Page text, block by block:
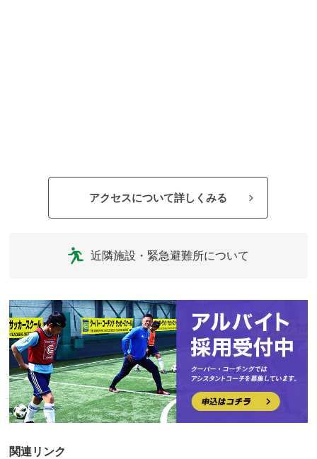
アクセスについて詳しくみる
近隣施設・緊急避難所について
関連リンク